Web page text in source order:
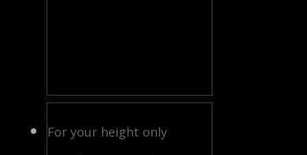
For your height only